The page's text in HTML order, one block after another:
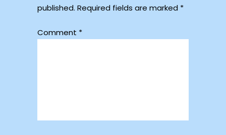
published. Required fields are marked *
Comment *